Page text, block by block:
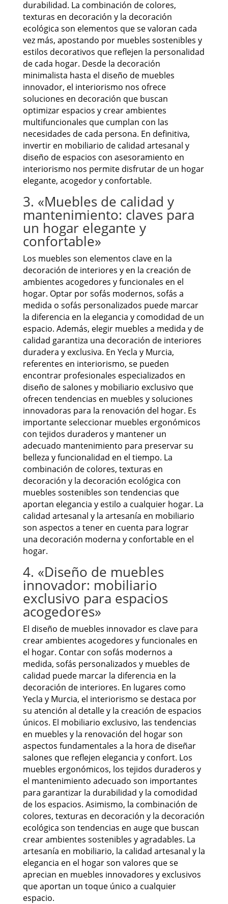
durabilidad. La combinación de colores,
texturas en decoración y la decoración
ecológica son elementos que se valoran cada
vez más, apostando por muebles sostenibles y
estilos decorativos que reflejen la personalidad
de cada hogar. Desde la decoración
minimalista hasta el diseño de muebles
innovador, el interiorismo nos ofrece
soluciones en decoración que buscan
optimizar espacios y crear ambientes
multifuncionales que cumplan con las
necesidades de cada persona. En definitiva,
invertir en mobiliario de calidad artesanal y
diseño de espacios con asesoramiento en
interiorismo nos permite disfrutar de un hogar
elegante, acogedor y confortable.
3. «Muebles de calidad y
mantenimiento: claves para
un hogar elegante y
confortable»
Los muebles son elementos clave en la
decoración de interiores y en la creación de
ambientes acogedores y funcionales en el
hogar. Optar por sofás modernos, sofás a
medida o sofás personalizados puede marcar
la diferencia en la elegancia y comodidad de un
espacio. Además, elegir muebles a medida y de
calidad garantiza una decoración de interiores
duradera y exclusiva. En Yecla y Murcia,
referentes en interiorismo, se pueden
encontrar profesionales especializados en
diseño de salones y mobiliario exclusivo que
ofrecen tendencias en muebles y soluciones
innovadoras para la renovación del hogar. Es
importante seleccionar muebles ergonómicos
con tejidos duraderos y mantener un
adecuado mantenimiento para preservar su
belleza y funcionalidad en el tiempo. La
combinación de colores, texturas en
decoración y la decoración ecológica con
muebles sostenibles son tendencias que
aportan elegancia y estilo a cualquier hogar. La
calidad artesanal y la artesanía en mobiliario
son aspectos a tener en cuenta para lograr
una decoración moderna y confortable en el
hogar.
4. «Diseño de muebles
innovador: mobiliario
exclusivo para espacios
acogedores»
El diseño de muebles innovador es clave para
crear ambientes acogedores y funcionales en
el hogar. Contar con sofás modernos a
medida, sofás personalizados y muebles de
calidad puede marcar la diferencia en la
decoración de interiores. En lugares como
Yecla y Murcia, el interiorismo se destaca por
su atención al detalle y la creación de espacios
únicos. El mobiliario exclusivo, las tendencias
en muebles y la renovación del hogar son
aspectos fundamentales a la hora de diseñar
salones que reflejen elegancia y confort. Los
muebles ergonómicos, los tejidos duraderos y
el mantenimiento adecuado son importantes
para garantizar la durabilidad y la comodidad
de los espacios. Asimismo, la combinación de
colores, texturas en decoración y la decoración
ecológica son tendencias en auge que buscan
crear ambientes sostenibles y agradables. La
artesanía en mobiliario, la calidad artesanal y la
elegancia en el hogar son valores que se
aprecian en muebles innovadores y exclusivos
que aportan un toque único a cualquier
espacio.